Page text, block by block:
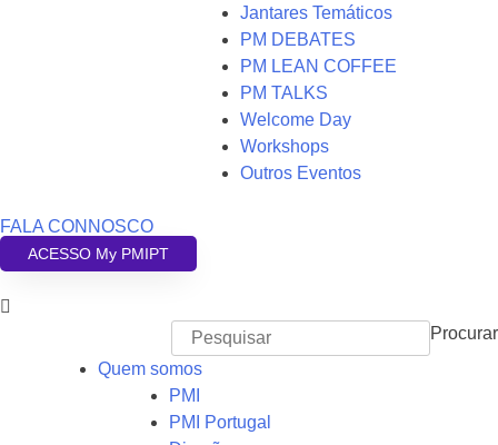
Jantares Temáticos
PM DEBATES
PM LEAN COFFEE
PM TALKS
Welcome Day
Workshops
Outros Eventos
FALA CONNOSCO
ACESSO My PMIPT
Procurar
Quem somos
PMI
PMI Portugal